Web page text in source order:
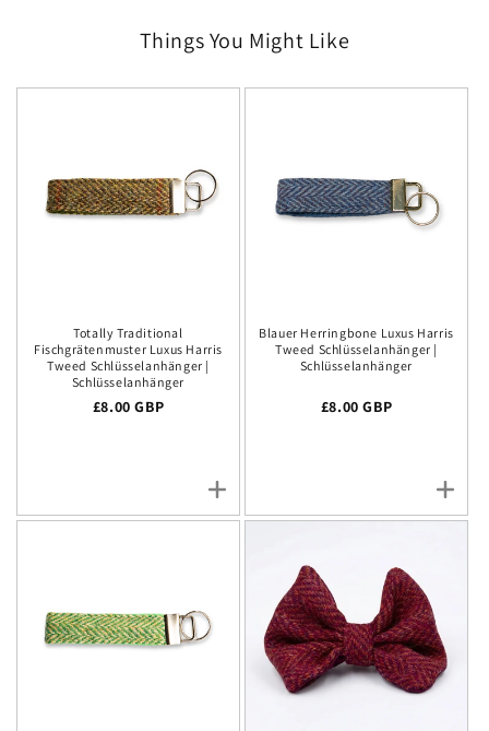
Things You Might Like
Totally Traditional
Fischgrätenmuster Luxus Harris
Tweed Schlüsselanhänger |
Schlüsselanhänger
Regulärer Preis
£8.00 GBP
Blauer Herringbone Luxus Harris
Tweed Schlüsselanhänger |
Schlüsselanhänger
Regulärer Preis
£8.00 GBP